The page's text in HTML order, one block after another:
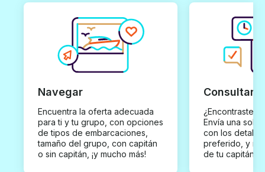
Navegar
Encuentra la oferta adecuada
para ti y tu grupo, con opciones
de tipos de embarcaciones,
tamaño del grupo, con capitán
o sin capitán, ¡y mucho más!
Consultar
¿Encontraste
Envía una
con los
preferido, y
de tu capitán